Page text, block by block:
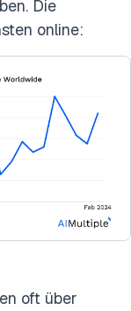
Die
online:
oft über